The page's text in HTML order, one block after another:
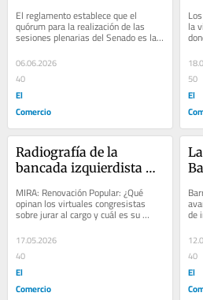
modificar las leyes
enviadas por los
El reglamento establece que el
quórum para la realización de las
sesiones plenarias del Senado es la
mitad más uno del número hábil de
senadores....
06.06.2026
40
El
Comercio
el
la
50
El
Radiografía de la
bancada izquierdista
conformada por
castillistas
MIRA: Renovación Popular: ¿Qué
opinan los virtuales congresistas
sobre jurar al cargo y cuál es su
postura sobre Rafael López Aliaga?
La...
17.05.2026
40
El
Comercio
de
40
El